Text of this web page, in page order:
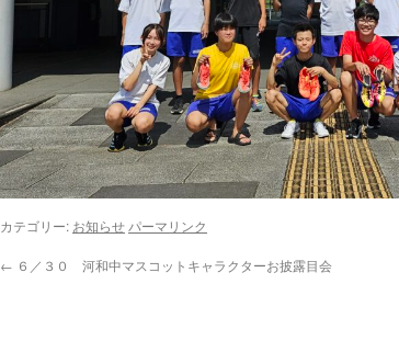
カテゴリー: お知らせ パーマリンク
← ６／３０ 河和中マスコットキャラクターお披露目会